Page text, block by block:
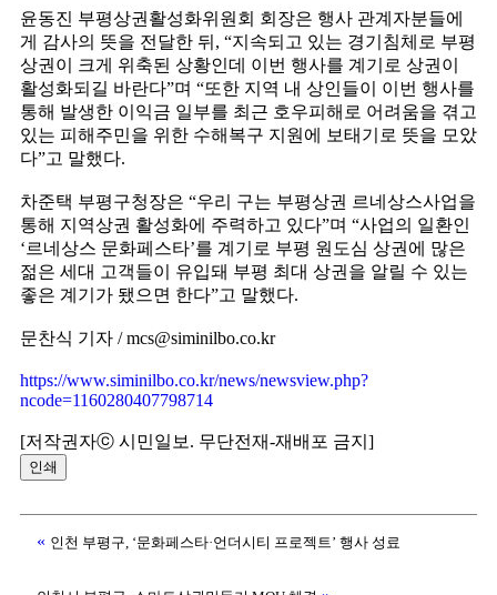
윤동진 부평상권활성화위원회 회장은 행사 관계자분들에
게 감사의 뜻을 전달한 뒤, “지속되고 있는 경기침체로 부평
상권이 크게 위축된 상황인데 이번 행사를 계기로 상권이
활성화되길 바란다”며 “또한 지역 내 상인들이 이번 행사를
통해 발생한 이익금 일부를 최근 호우피해로 어려움을 겪고
있는 피해주민을 위한 수해복구 지원에 보태기로 뜻을 모았
다”고 말했다.
차준택 부평구청장은 “우리 구는 부평상권 르네상스사업을
통해 지역상권 활성화에 주력하고 있다”며 “사업의 일환인
‘르네상스 문화페스타’를 계기로 부평 원도심 상권에 많은
젊은 세대 고객들이 유입돼 부평 최대 상권을 알릴 수 있는
좋은 계기가 됐으면 한다”고 말했다.
문찬식 기자 / mcs@siminilbo.co.kr
https://www.siminilbo.co.kr/news/newsview.php?
ncode=1160280407798714
[저작권자ⓒ 시민일보. 무단전재-재배포 금지]
인쇄
« 인천 부평구, ‘문화페스타·언더시티 프로젝트’ 행사 성료